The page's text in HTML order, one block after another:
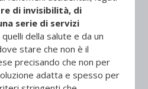
di invisibilità, di
serie di servizi
della salute e da un
stare che non è il
precisando che non per
adatta e spesso per